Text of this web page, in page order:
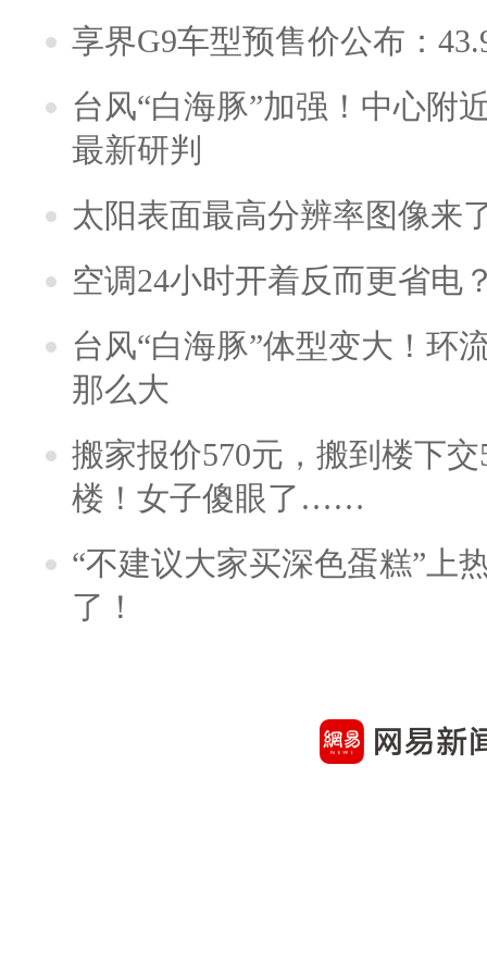
享界G9车型预售价公布：
台风“白海豚”加强！中心附
最新研判
太阳表面最高分辨率图像来
空调24小时开着反而更省电
台风“白海豚”体型变大！环
那么大
搬家报价570元，搬到楼下
楼！女子傻眼了……
“不建议大家买深色蛋糕”上
了！